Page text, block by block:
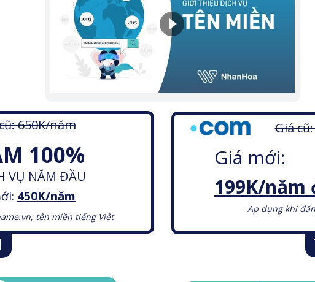
Giá
Giá mới:
199K/năm
100%
VỤ NĂM ĐẦU
tên miền tiếng Việt
650K/năm
450K/năm
Ap dụng khi